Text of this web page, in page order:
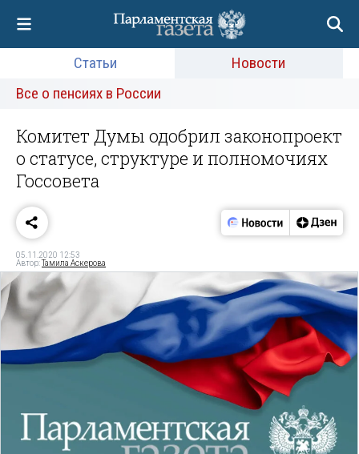
Статьи
Новости
Все о пенсиях в России
Комитет Думы одобрил законопроект
о статусе, структуре и полномочиях
Госсовета
05.11.2020 12:53
Автор:Тамила Аскерова